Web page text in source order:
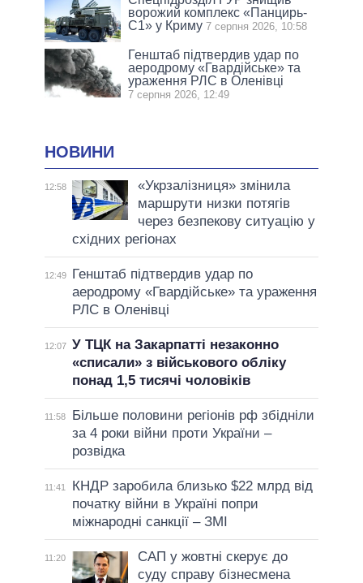
ворожий комплекс «Панцирь-
С1» у Криму 7 серпня 2026, 10:58
Генштаб підтвердив удар по
аеродрому «Гвардійське» та
ураження РЛС в Оленівці
7 серпня 2026, 12:49
НОВИНИ
12:58
«Укрзалізниця» змінила
маршрути низки потягів
через безпекову ситуацію у
східних регіонах
12:49
Генштаб підтвердив удар по
аеродрому «Гвардійське» та ураження
РЛС в Оленівці
12:07 У ТЦК на Закарпатті незаконно
«списали» з військового обліку
понад 1,5 тисячі чоловіків
11:58
Більше половини регіонів рф збідніли
за 4 роки війни проти України –
розвідка
11:41
КНДР заробила близько $22 млрд від
початку війни в Україні попри
міжнародні санкції – ЗМІ
11:20
САП у жовтні скерує до
суду справу бізнесмена